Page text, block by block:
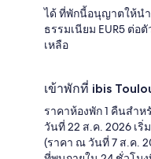
ได้ ที่พักนี้อนุญาตให้นำ
ธรรมเนียม EUR5 ต่
เหลือ
เข้าพักที่ ibis
ราคาห้องพัก 1 คืนสำห
วันที่ 22 ส.ค. 2026 เ
(ราคา ณ วันที่ 7 ส.ค.